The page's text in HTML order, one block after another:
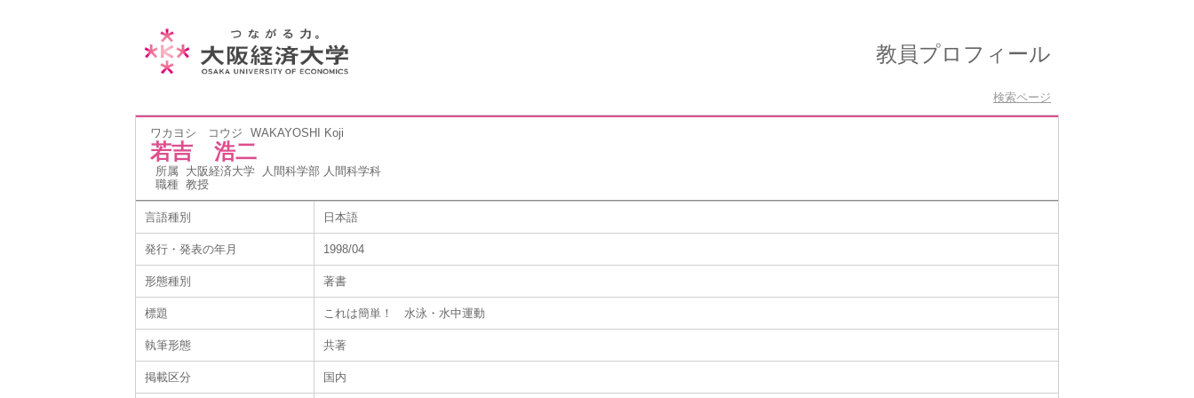
教員プロフィール
検索ページ
ワカヨシ コウジ WAKAYOSHI Koji
若吉 浩二
所属 大阪経済大学 人間科学部 人間科学科
職種 教授
言語種別 日本語
発行・発表の年月 1998/04
形態種別 著書
標題 これは簡単！ 水泳・水中運動
執筆形態 共著
掲載区分 国内